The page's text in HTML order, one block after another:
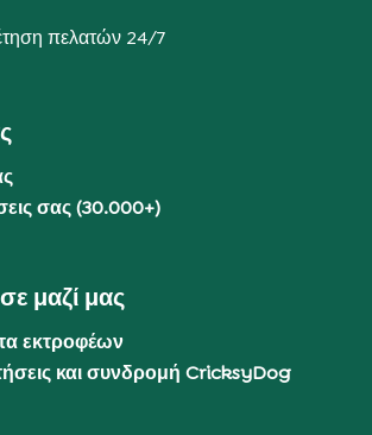
πελατών 24/7
σας (30.000+)
μαζί μας
εκτροφέων
και συνδρομή CricksyDog